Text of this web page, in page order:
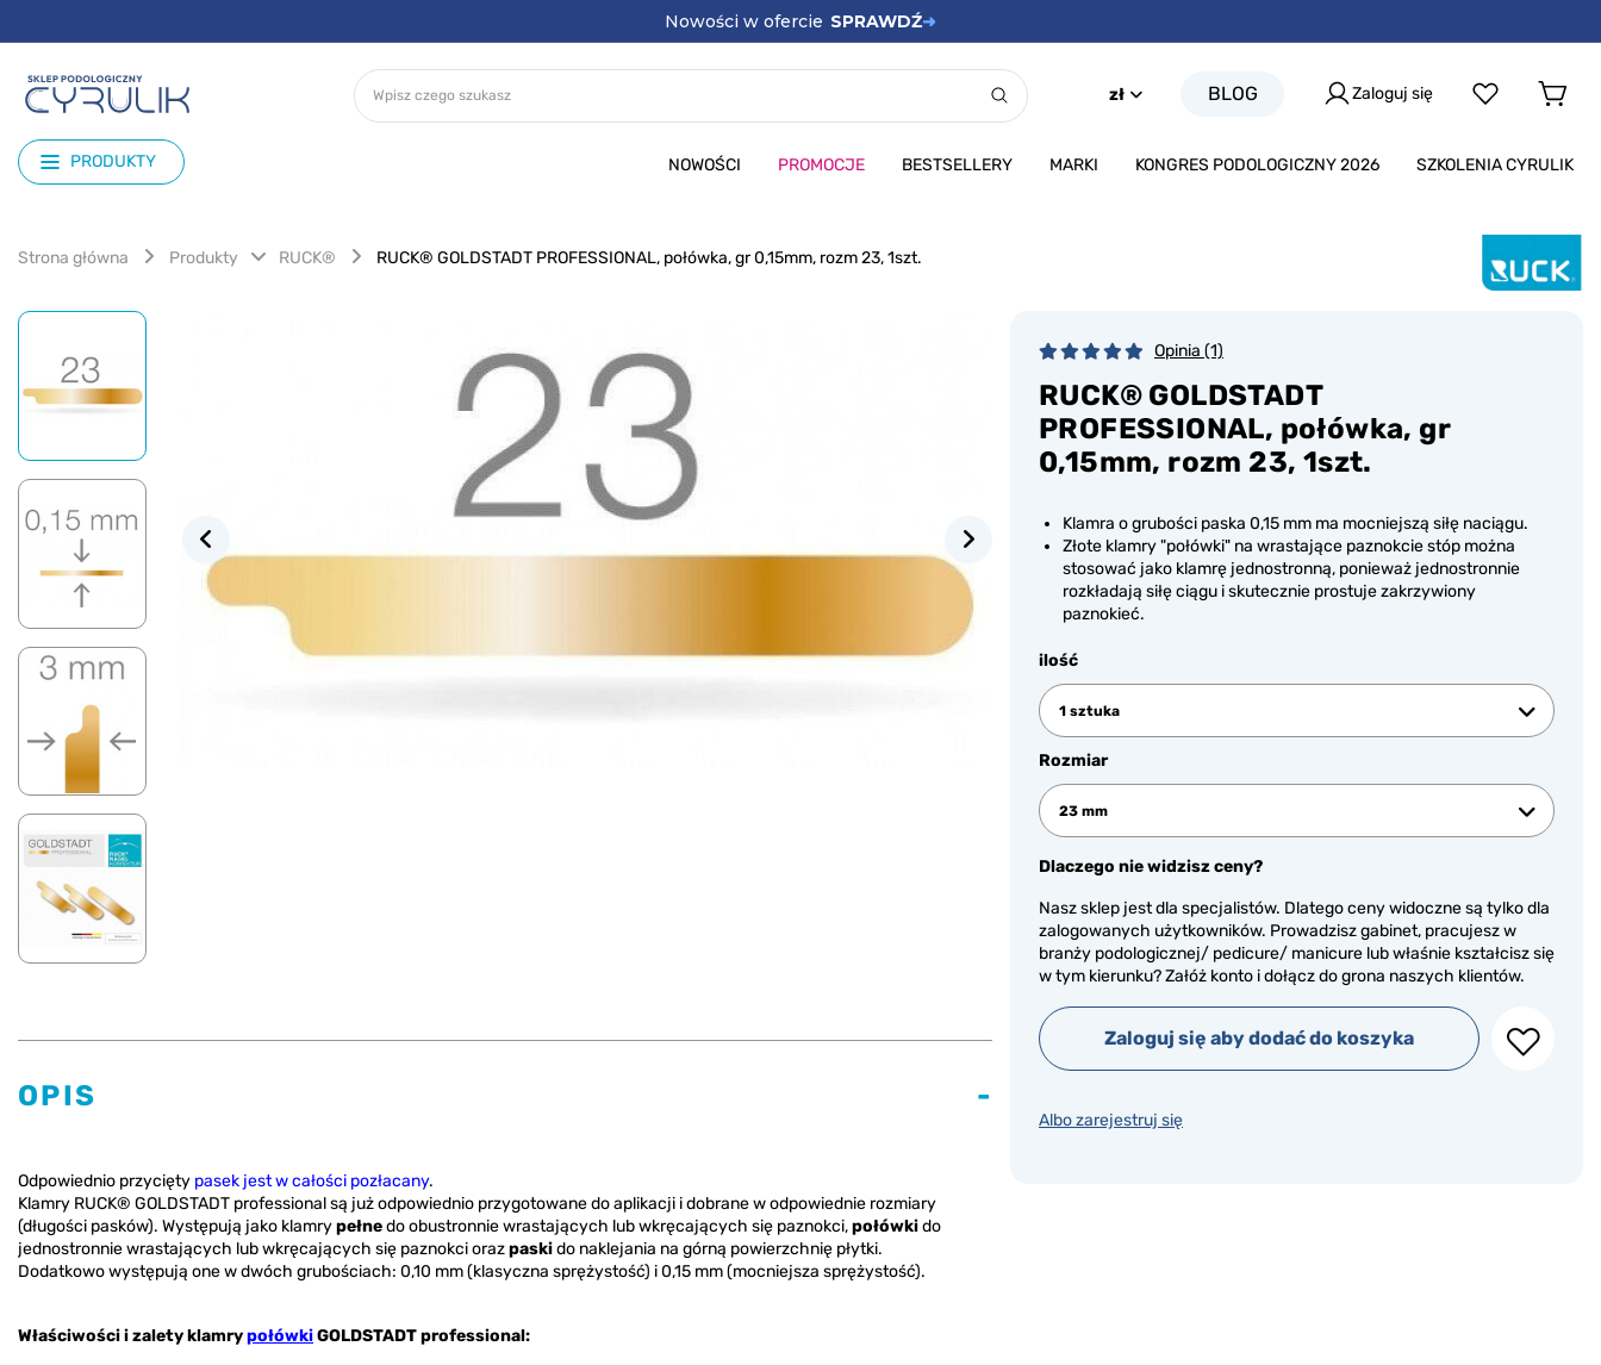
Promocje SPRAWDŹ➜
zł BLOG Zaloguj się
PRODUKTY NOWOŚCI PROMOCJE BESTSELLERY MARKI KONGRES PODOLOGICZNY 2026 SZKOLENIA CYRULIK
Strona główna Produkty RUCK® RUCK® GOLDSTADT PROFESSIONAL, połówka, gr 0,15mm, rozm 23, 1szt.
Opinia (1)
RUCK® GOLDSTADT
PROFESSIONAL, połówka, gr
0,15mm, rozm 23, 1szt.
Klamra o grubości paska 0,15 mm ma mocniejszą siłę naciągu.
Złote klamry "połówki" na wrastające paznokcie stóp można
stosować jako klamrę jednostronną, ponieważ jednostronnie
rozkładają siłę ciągu i skutecznie prostuje zakrzywiony
paznokieć.
ilość
1 sztuka
Rozmiar
23 mm
Dlaczego nie widzisz ceny?
Nasz sklep jest dla specjalistów. Dlatego ceny widoczne są tylko dla
zalogowanych użytkowników. Prowadzisz gabinet, pracujesz w
branży podologicznej/ pedicure/ manicure lub właśnie kształcisz się
w tym kierunku? Załóż konto i dołącz do grona naszych klientów.
Zaloguj się aby dodać do koszyka
Albo zarejestruj się
OPIS
Odpowiednio przycięty pasek jest w całości pozłacany.
Klamry RUCK® GOLDSTADT professional są już odpowiednio przygotowane do aplikacji i dobrane w odpowiednie rozmiary
(długości pasków). Występują jako klamrypełnedo obustronnie wrastających lub wkręcających się paznokci,połówkido
jednostronnie wrastających lub wkręcających się paznokci orazpaskido naklejania na górną powierzchnię płytki.
Dodatkowo występują one w dwóch grubościach: 0,10 mm (klasyczna sprężystość) i 0,15 mm (mocniejsza sprężystość).
Właściwości i zalety klamrypołówkiGOLDSTADT professional: